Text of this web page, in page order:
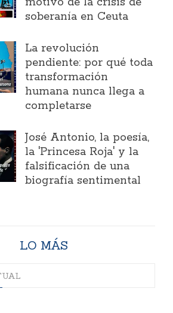
soberanía en Ceuta
La revolución
pendiente: por qué toda
transformación
humana nunca llega a
completarse
José Antonio, la poesía,
la 'Princesa Roja' y la
falsificación de una
biografía sentimental
LO MÁS